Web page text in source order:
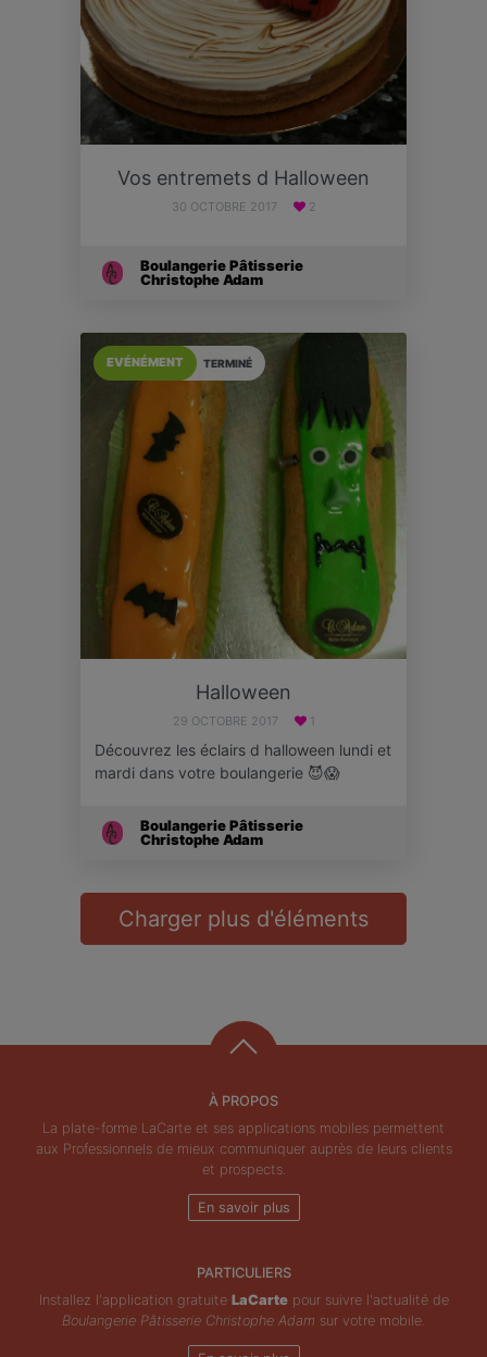
Vos entremets d Halloween
30 OCTOBRE 2017 2
Boulangerie Pâtisserie
Christophe Adam
TERMINÉ
EVÉNÉMENT
Halloween
29 OCTOBRE 2017 1
Découvrez les éclairs d halloween lundi et
mardi dans votre boulangerie 😈😱
Boulangerie Pâtisserie
Christophe Adam
Charger plus d'éléments
À PROPOS
La plate-forme LaCarte et ses applications mobiles permettent
aux Professionnels de mieux communiquer auprès de leurs clients
et prospects.
En savoir plus
PARTICULIERS
Installez l'application gratuite LaCartepour suivre l'actualité de
Boulangerie Pâtisserie Christophe Adam sur votre mobile.